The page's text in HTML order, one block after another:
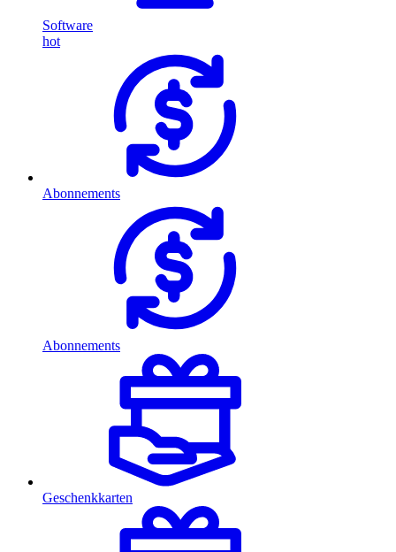
Software
hot
Abonnements
Abonnements
Geschenkkarten